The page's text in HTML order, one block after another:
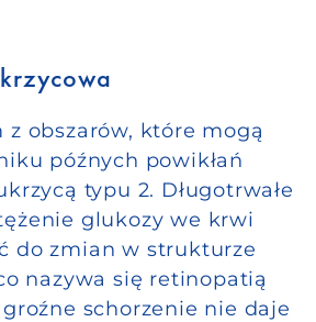
z obszarów, które mogą
późnych powikłań
typu 2. Długotrwałe
glukozy we krwi
do zmian w strukturze
nazywa się retinopatią
schorzenie nie daje